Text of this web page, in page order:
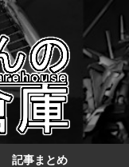
記事まとめ